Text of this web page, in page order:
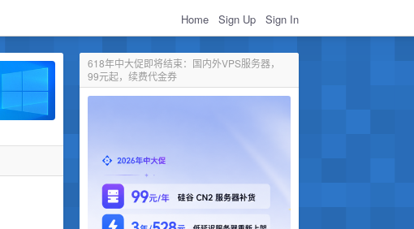
Home Sign Up Sign In
618年中大促即将结束：国内外VPS服务器，
99元起，续费代金券